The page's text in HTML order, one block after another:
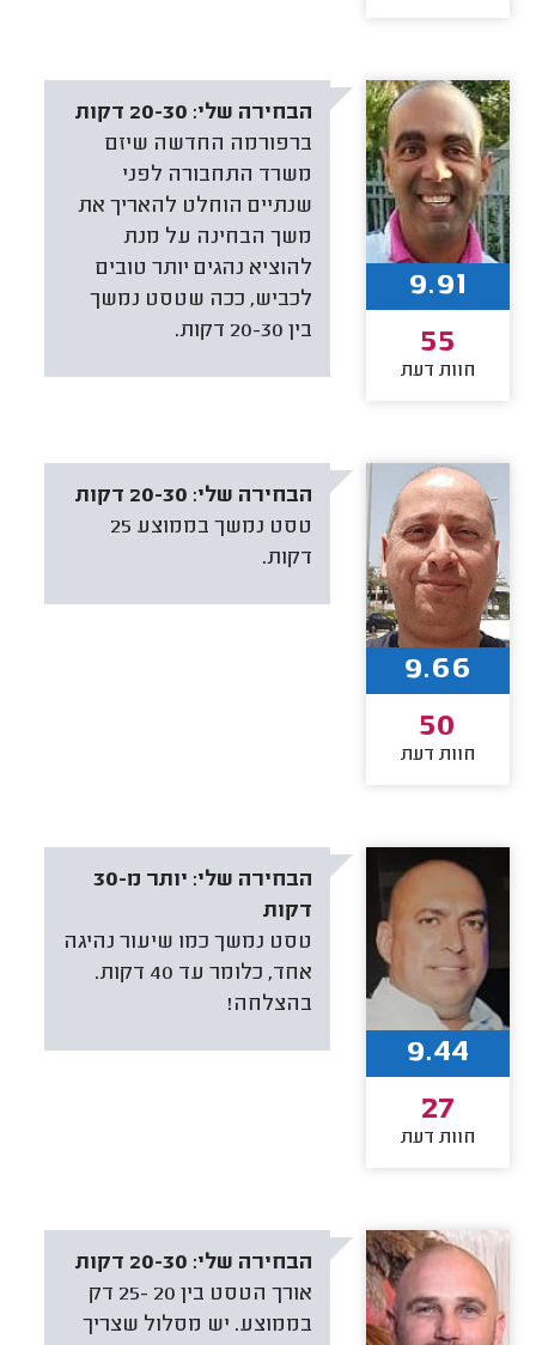
הבחירה שלי: 20-30 דקות
ברפורמה החדשה שיזם
משרד התחבורה לפני
שנתיים הוחלט להאריך את
משך הבחינה על מנת
להוציא נהגים יותר טובים
לכביש, ככה שטסט נמשך
בין 20-30 דקות.
9.91
55
חוות דעת
הבחירה שלי: 20-30 דקות
טסט נמשך בממוצע 25
דקות.
9.66
50
חוות דעת
הבחירה שלי:
יותר מ-30
דקות
טסט נמשך כמו שיעור נהיגה
אחד, כלומר עד 40 דקות.
בהצלחה!
9.44
27
חוות דעת
הבחירה שלי: 20-30 דקות
אורך הטסט בין 20 -25 דק
בממוצע. יש מסלול שצריך